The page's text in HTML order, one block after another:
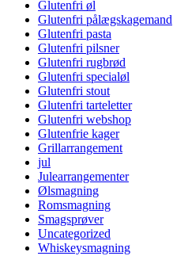
Glutenfri øl
Glutenfri pålægskagemand
Glutenfri pasta
Glutenfri pilsner
Glutenfri rugbrød
Glutenfri specialøl
Glutenfri stout
Glutenfri tarteletter
Glutenfri webshop
Glutenfrie kager
Grillarrangement
jul
Julearrangementer
Ølsmagning
Romsmagning
Smagsprøver
Uncategorized
Whiskeysmagning